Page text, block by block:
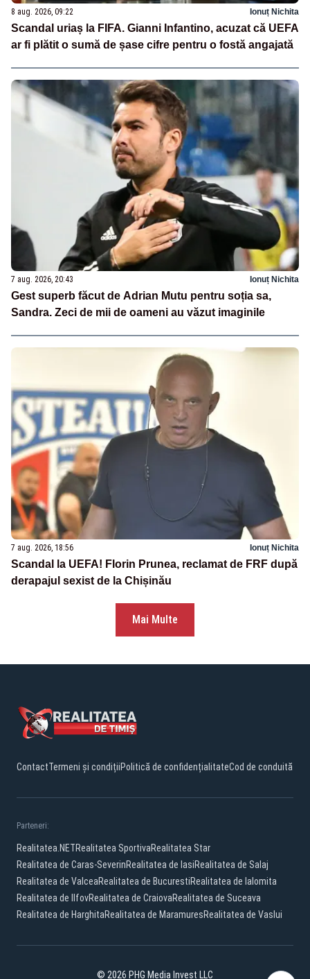
8 aug. 2026, 09:22 Ionuț Nichita
Scandal uriaș la FIFA. Gianni Infantino, acuzat că UEFA
ar fi plătit o sumă de șase cifre pentru o fostă angajată
7 aug. 2026, 20:43 Ionuț Nichita
Gest superb făcut de Adrian Mutu pentru soția sa,
Sandra. Zeci de mii de oameni au văzut imaginile
7 aug. 2026, 18:56 Ionuț Nichita
Scandal la UEFA! Florin Prunea, reclamat de FRF după
derapajul sexist de la Chișinău
Mai Multe
ContactTermeni și condițiiPolitică de confidențialitateCod de conduită
Parteneri:
Realitatea.NETRealitatea SportivaRealitatea Star
Realitatea de Caras-SeverinRealitatea de IasiRealitatea de Salaj
Realitatea de ValceaRealitatea de BucurestiRealitatea de Ialomita
Realitatea de IlfovRealitatea de CraiovaRealitatea de Suceava
Realitatea de HarghitaRealitatea de MaramuresRealitatea de Vaslui
© 2026 PHG Media Invest LLC